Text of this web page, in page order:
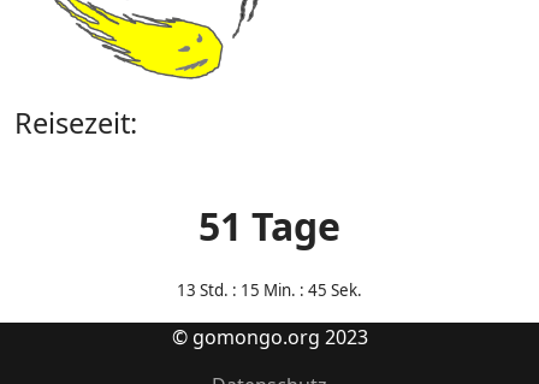
Reisezeit:
51 Tage
13 Std. : 15 Min. : 45 Sek.
© gomongo.org 2023